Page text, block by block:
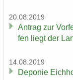
20.08.2019
An­trag zur
fen liegt der
14.08.2019
De­po­nie